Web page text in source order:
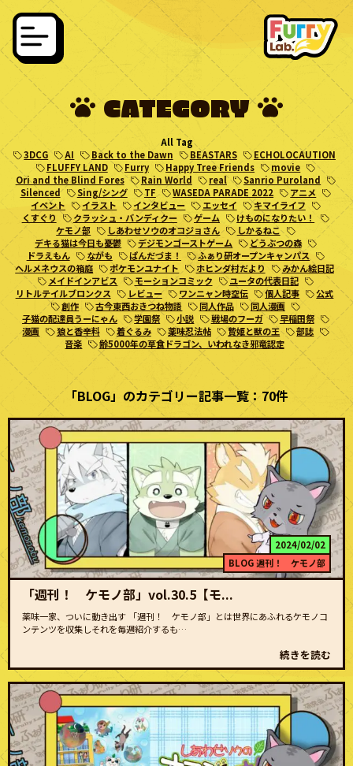
CATEGORY
All Tag
3DCG
AI Back to the Dawn BEASTARS
ECHOLOCAUTION
FLUFFY LAND
Furry Happy Tree Friends
movie
Ori and the Blind Fores
Rain World real
Sanrio Puroland
Silenced
Sing/シング TF WASEDA PARADE 2022
アニメ
イベント
イラスト インタビュー エッセイ
キマイライフ
くすぐり
クラッシュ・バンディクー ゲーム
けものになりたい！
ケモノ部
しあわせソウのオコジョさん
しかるねこ
デキる猫は今日も憂鬱
デジモンゴーストゲーム
どうぶつの森
ドラえもん
ながも ぱんだづま！
ふぁり研オープンキャンパス
ヘルメネウスの箱庭
ポケモンユナイト ホヒンダ村だより
みかん絵日記
メイドインアビス
モーションコミック
ユータの代表日記
リトルテイルブロンクス
レビュー ワンニャン時空伝 個人記事
公式
創作
古今東西おきつね物語 同人作品
同人漫画
子猫の配達員うーにゃん
学園祭 小説 戦場のフーガ
早稲田祭
漫画
狼と香辛料 着ぐるみ 薬味忍法帖 贄姫と獣の王
部誌
音楽
齢5000年の草食ドラゴン、いわれなき邪竜認定
「BLOG」のカテゴリー記事一覧：70件
2024/02/02
BLOG週刊！ ケモノ部
「週刊！ ケモノ部」vol.30.5【モ...
薬味一家、ついに動き出す 「週刊！ ケモノ部」とは世界にあふれるケモノコ
ンテンツを収集しそれを毎週紹介するも…
続きを読む